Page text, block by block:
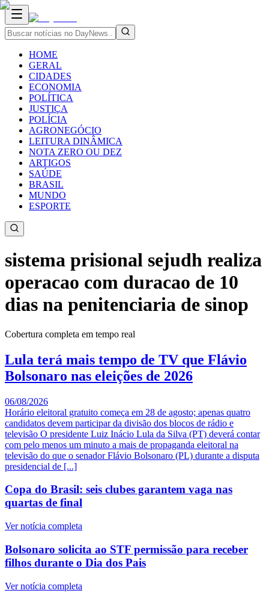
HOME
GERAL
CIDADES
ECONOMIA
POLÍTICA
JUSTIÇA
POLÍCIA
AGRONEGÓCIO
LEITURA DINÂMICA
NOTA ZERO OU DEZ
ARTIGOS
SAÚDE
BRASIL
MUNDO
ESPORTE
sistema prisional sejudh realiza
operacao com duracao de 10
dias na penitenciaria de sinop
Cobertura completa em tempo real
Lula terá mais tempo de TV que Flávio
Bolsonaro nas eleições de 2026
06/08/2026
Horário eleitoral gratuito começa em 28 de agosto; apenas quatro
candidatos devem participar da divisão dos blocos de rádio e
televisão O presidente Luiz Inácio Lula da Silva (PT) deverá contar
com pelo menos um minuto a mais de propaganda eleitoral na
televisão do que o senador Flávio Bolsonaro (PL) durante a disputa
presidencial de [...]
Copa do Brasil: seis clubes garantem vaga nas
quartas de final
Ver notícia completa
Bolsonaro solicita ao STF permissão para receber
filhos durante o Dia dos Pais
Ver notícia completa